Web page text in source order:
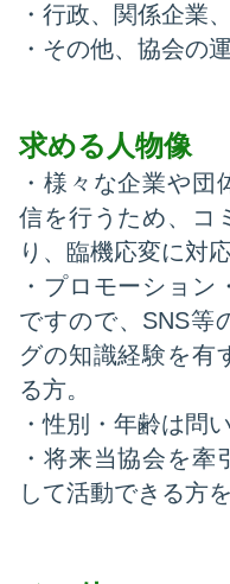
・行政、関係企業
・その他、協会の
求める人物像
・様々な企業や
信を行うため、コ
り、臨機応変に対
・プロモーショ
ですので、SNS等
グの知識経験を有
る方。
・性別・年齢は問
・将来当協会を牽
して活動できる方